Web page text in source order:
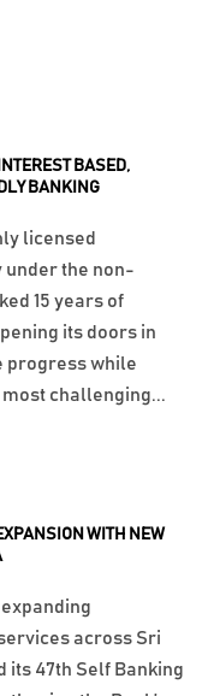
WITH NEW
across Sri
its 47th Self Banking
BASED,
BANKING
licensed
the non-
15 years of
its doors in
progress while
challenging...